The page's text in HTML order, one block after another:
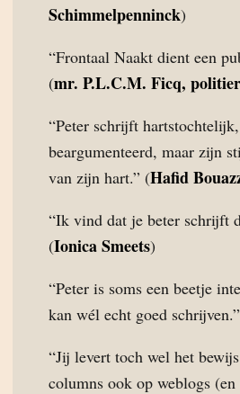
Schimmelpenninck)
“Frontaal Naakt dient een
(mr. P.L.C.M. Ficq,
“Peter schrijft
beargumenteerd, maar zijn
van zijn hart.” (Hafid
“Ik vind dat je beter schrijft
(Ionica Smeets)
“Peter is soms een beetje
kan wél echt goed
“Jij levert toch wel het
columns ook op weblogs